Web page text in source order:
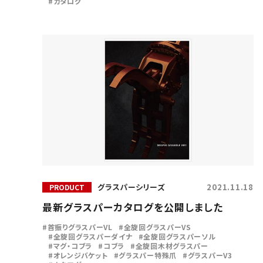
PRODUCT グラスパーシリーズ 2021.11.18
最新グラスパーカタログを公開しました
首振りグラスパーVL
全旋回グラスパーVS
全旋回グラスパーダイナ
全旋回グラスパーソル
マグ・コブラ
コブラ
全旋回木材グラスパー
オレンジバケット
グラスパー特殊爪
グラスパーV3